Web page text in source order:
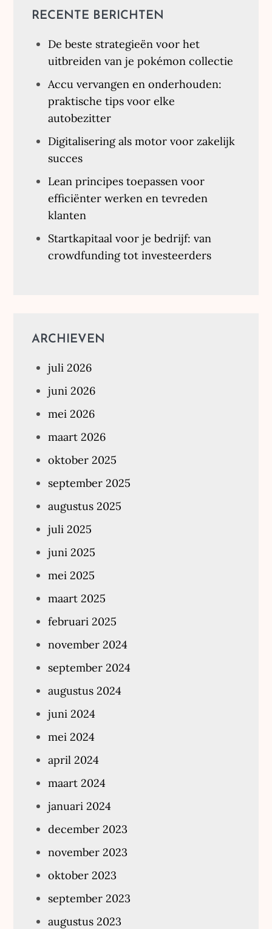
RECENTE BERICHTEN
De beste strategieën voor het
uitbreiden van je pokémon collectie
Accu vervangen en onderhouden:
praktische tips voor elke
autobezitter
Digitalisering als motor voor zakelijk
succes
Lean principes toepassen voor
efficiënter werken en tevreden
klanten
Startkapitaal voor je bedrijf: van
crowdfunding tot investeerders
ARCHIEVEN
juli 2026
juni 2026
mei 2026
maart 2026
oktober 2025
september 2025
augustus 2025
juli 2025
juni 2025
mei 2025
maart 2025
februari 2025
november 2024
september 2024
augustus 2024
juni 2024
mei 2024
april 2024
maart 2024
januari 2024
december 2023
november 2023
oktober 2023
september 2023
augustus 2023